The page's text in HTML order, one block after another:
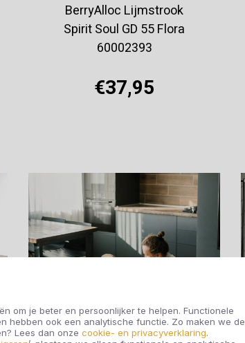
om je beter en persoonlijker te helpen. Functionele
hebben ook een analytische functie. Zo maken we de
Lees dan onze cookie- en privacyverklaring.
BerryAlloc Lijmstrook
Spirit Soul GD 55 Flora
60002393
€37,95